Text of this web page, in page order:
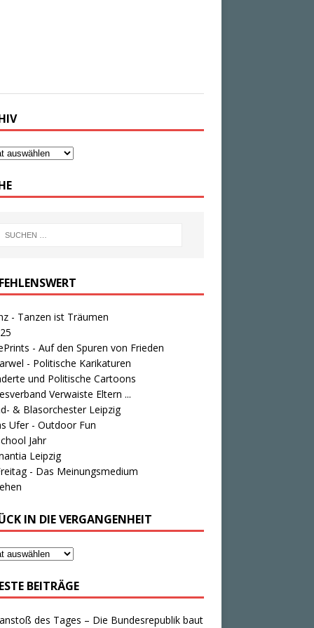
- Tanzen ist Träumen
- Auf den Spuren von Frieden
- Politische Karikaturen
und Politische Cartoons
Verwaiste Eltern ...
& Blasorchester Leipzig
Ufer - Outdoor Fun
Jahr
Leipzig
- Das Meinungsmedium
IN DIE VERGANGENHEIT
BEITRÄGE
des Tages – Die Bundesrepublik baut